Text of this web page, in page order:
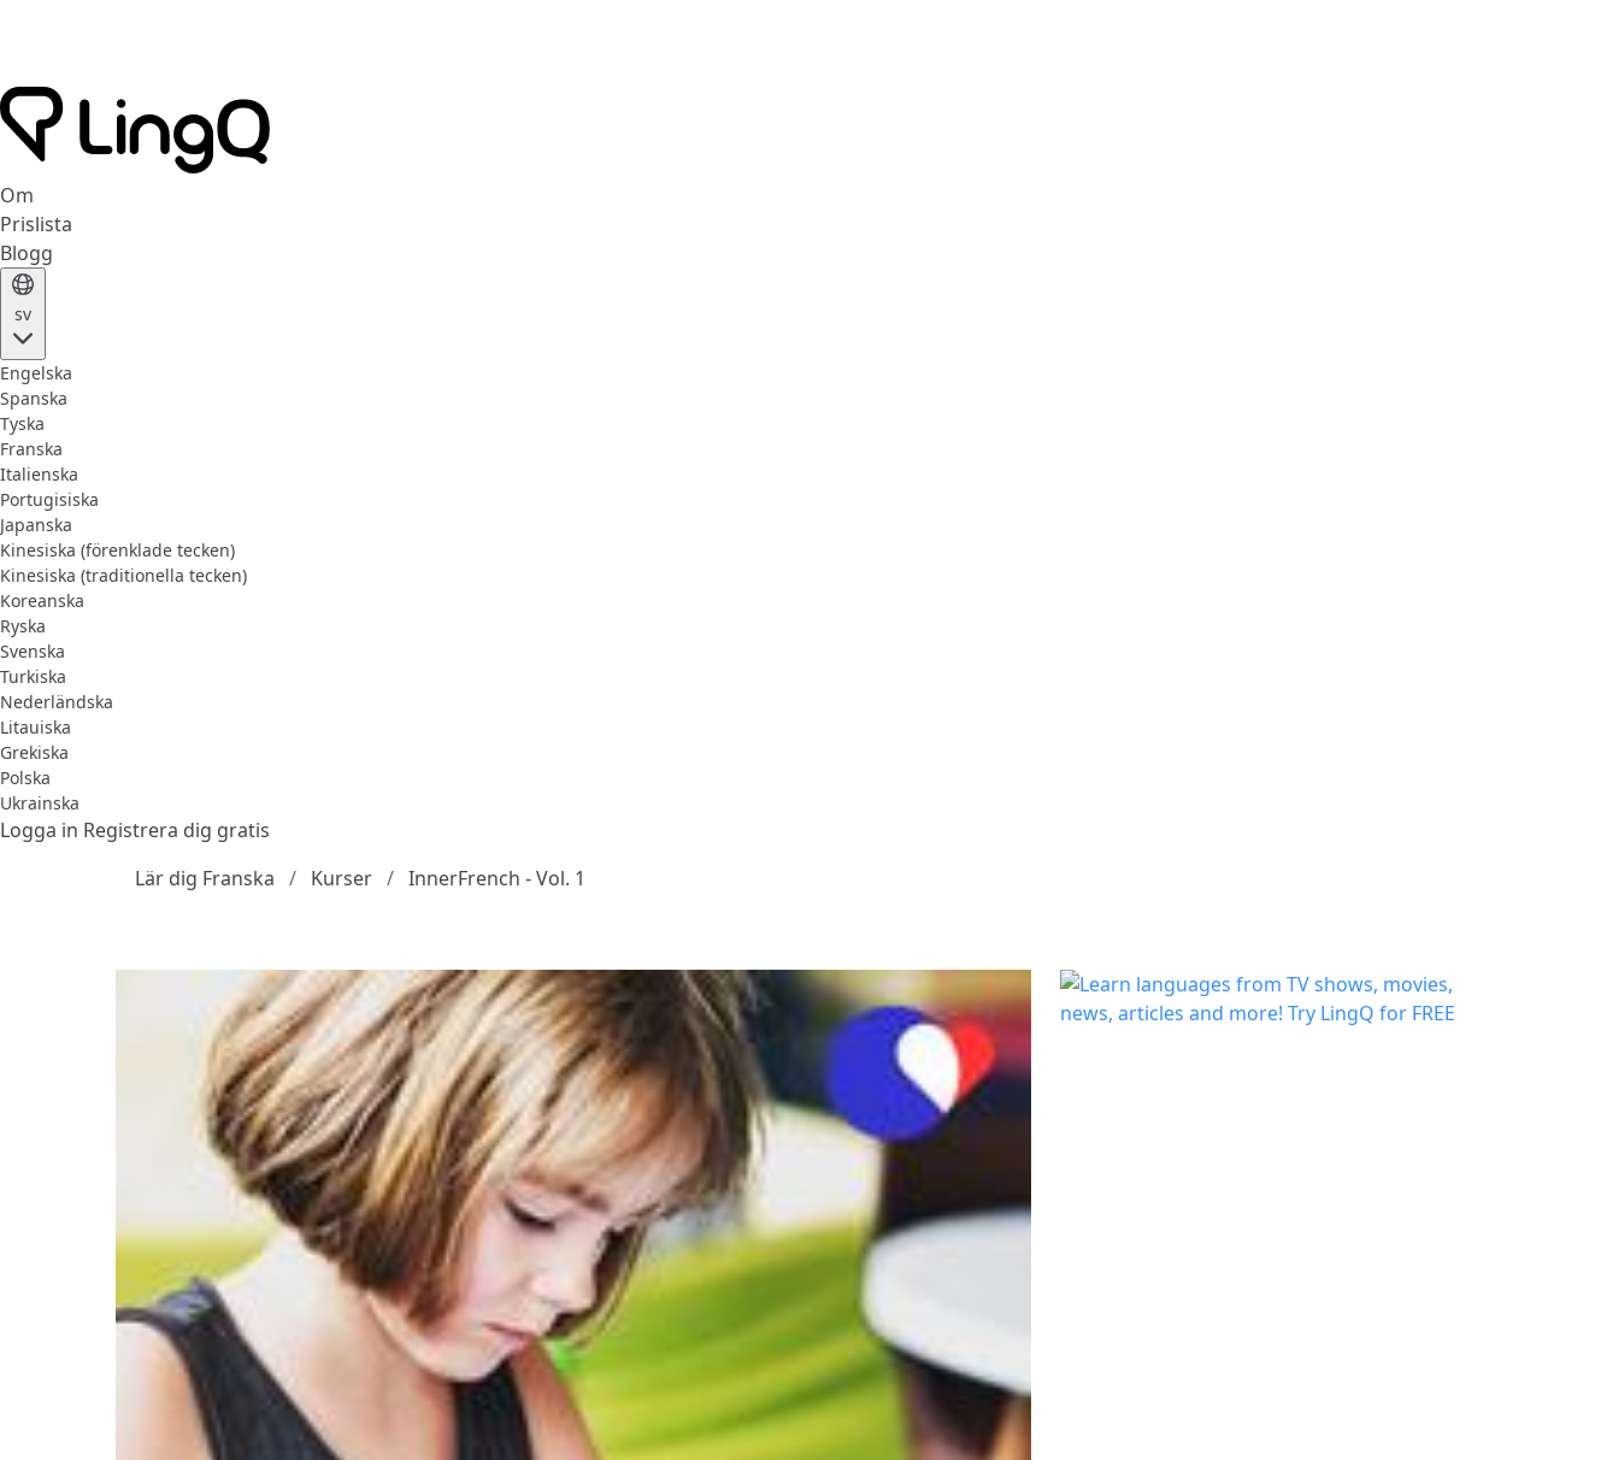
Om
Prislista
Blogg
sv
Engelska
Spanska
Tyska
Franska
Italienska
Portugisiska
Japanska
Kinesiska (förenklade tecken)
Kinesiska (traditionella tecken)
Koreanska
Ryska
Svenska
Turkiska
Nederländska
Litauiska
Grekiska
Polska
Ukrainska
Logga in Registrera dig gratis
Lär dig Franska
Kurser InnerFrench - Vol. 1